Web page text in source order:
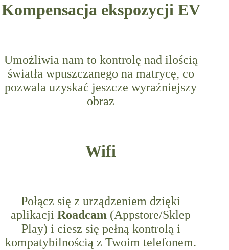
Kompensacja ekspozycji EV
Umożliwia nam to kontrolę nad ilością
światła wpuszczanego na matrycę, co
pozwala uzyskać jeszcze wyraźniejszy
obraz
Wifi
Połącz się z urządzeniem dzięki
aplikacjiRoadcam (Appstore/Sklep
Play) i ciesz się pełną kontrolą i
kompatybilnością z Twoim telefonem.